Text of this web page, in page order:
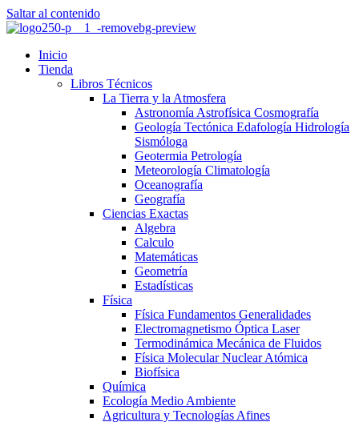
Saltar al contenido
Inicio
Tienda
Libros Técnicos
La Tierra y la Atmosfera
Astronomía Astrofísica Cosmografía
Geología Tectónica Edafología Hidrología
Sismóloga
Geotermia Petrología
Meteorología Climatología
Oceanografía
Geografía
Ciencias Exactas
Algebra
Calculo
Matemáticas
Geometría
Estadísticas
Física
Física Fundamentos Generalidades
Electromagnetismo Óptica Laser
Termodinámica Mecánica de Fluidos
Física Molecular Nuclear Atómica
Biofísica
Química
Ecología Medio Ambiente
Agricultura y Tecnologías Afines